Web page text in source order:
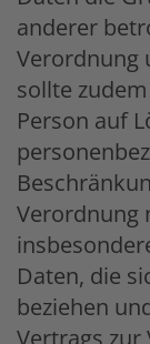
anderer
Verordnung
sollte
Person auf
Verordnung
Daten, die
beziehen
Vertrags zur